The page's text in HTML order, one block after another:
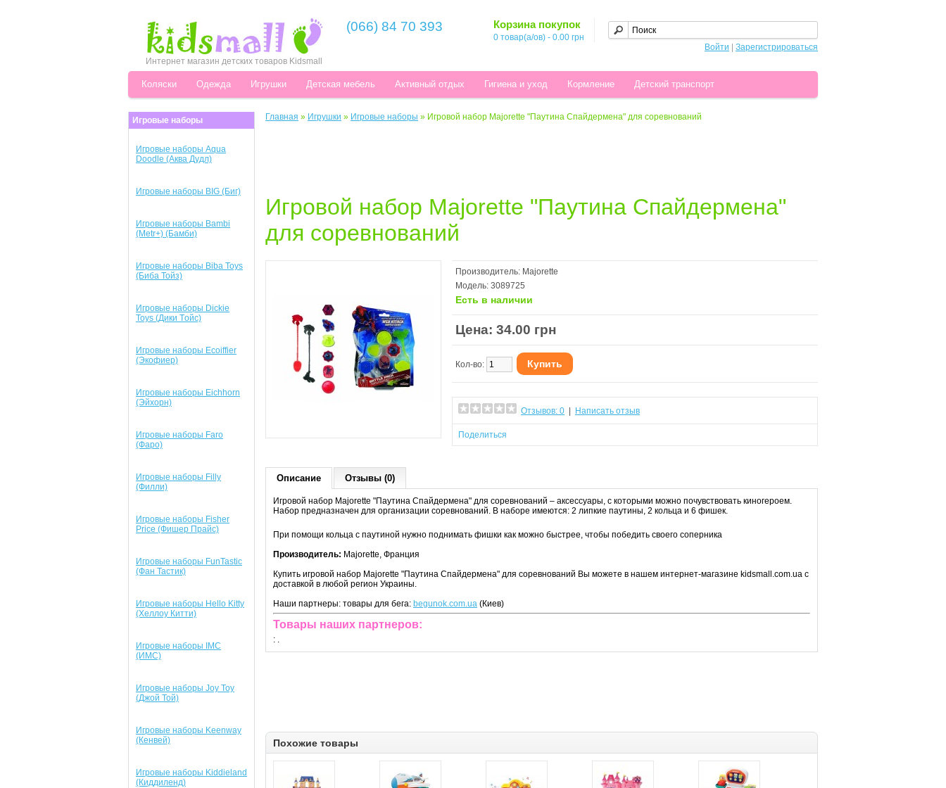
Интернет магазин детских товаров Kidsmall
(066) 84 70 393 Корзина покупок
0 товар(а/ов) - 0.00 грн
Войти
Зарегистрироваться
Коляски Одежда Игрушки Детская мебель Активный отдых Гигиена и уход Кормление Детский транспорт
Игровые наборы
Игровые наборы Aqua
Doodle (Аква Дудл)
Игровые наборы BIG (Биг)
Игровые наборы Bambi
(Metr+) (Бамби)
Игровые наборы Biba Toys
(Биба Тойз)
Игровые наборы Dickie
Toys (Дики Tойс)
Игровые наборы Ecoiffier
(Экофиер)
Игровые наборы Eichhorn
(Эйхорн)
Игровые наборы Faro
(Фаро)
Игровые наборы Filly
(Филли)
Игровые наборы Fisher
Price (Фишер Прайс)
Игровые наборы FunTastic
(Фан Тастик)
Игровые наборы Hello Kitty
(Хеллоу Китти)
Игровые наборы IMC
(ИМС)
Игровые наборы Joy Toy
(Джой Той)
Игровые наборы Keenway
(Кенвей)
Игровые наборы Kiddieland
(Киддиленд)
Главная » Игрушки » Игровые наборы » Игровой набор Majorette "Паутина Спайдермена" для соревнований
Игровой набор Majorette "Паутина Спайдермена"
для соревнований
Производитель: Majorette
Модель: 3089725
Есть в наличии
Цена: 34.00 грн
Кол-во: Купить
Отзывов: 0 Написать отзыв
Поделиться
Описание Отзывы (0)
Игровой набор Majorette "Паутина Спайдермена" для соревнований – аксессуары, с которыми можно почувствовать киногероем.
Набор предназначен для организации соревнований. В наборе имеются: 2 липкие паутины, 2 кольца и 6 фишек.
При помощи кольца с паутиной нужно поднимать фишки как можно быстрее, чтобы победить своего соперника
Производитель: Majorette, Франция
Купить игровой набор Majorette "Паутина Спайдермена" для соревнований Вы можете в нашем интернет-магазине kidsmall.com.ua с
доставкой в любой регион Украины.
Наши партнеры: товары для бега: begunok.com.ua (Киев)
Товары наших партнеров:
: .
Похожие товары